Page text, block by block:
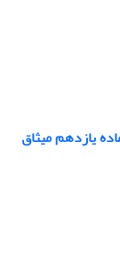
یازدهم میثاق